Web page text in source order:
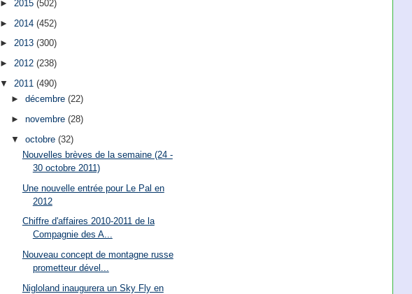
► 2015(502)
► 2014(452)
►2013(300)
►2012(238)
▼ 2011(490)
► décembre (22)
► novembre (28)
▼ octobre (32)
Nouvelles brèves de la semaine (24 -
30 octobre 2011)
Une nouvelle entrée pour Le Pal en
2012
Chiffre d'affaires 2010-2011 de la
Compagnie des A...
Nouveau concept de montagne russe
prometteur dével...
Nigloland inaugurera un Sky Fly en